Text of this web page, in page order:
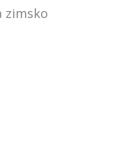
zimsko